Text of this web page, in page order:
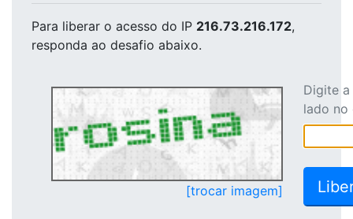
Para liberar o acesso do IP 216.73.216.172,
responda ao desafio abaixo.
[trocar imagem]
Digite
lado no